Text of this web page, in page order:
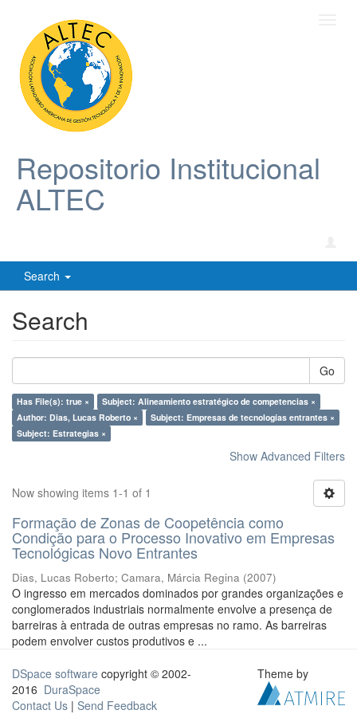
Repositorio Institucional
ALTEC
Search
Search
Go
Has File(s): true ×
Subject: Alineamiento estratégico de competencias ×
Author: Dias, Lucas Roberto ×
Subject: Empresas de tecnologías entrantes ×
Subject: Estrategias ×
Show Advanced Filters
Now showing items 1-1 of 1
Formação de Zonas de Coopetência como
Condição para o Processo Inovativo em Empresas
Tecnológicas Novo Entrantes
Dias, Lucas Roberto; Camara, Márcia Regina (2007)
O ingresso em mercados dominados por grandes organizações e
conglomerados industriais normalmente envolve a presença de
barreiras à entrada de outras empresas no ramo. As barreiras
podem envolver custos produtivos e ...
DSpace software copyright © 2002-
2016 DuraSpace
Contact Us | Send Feedback
Theme by